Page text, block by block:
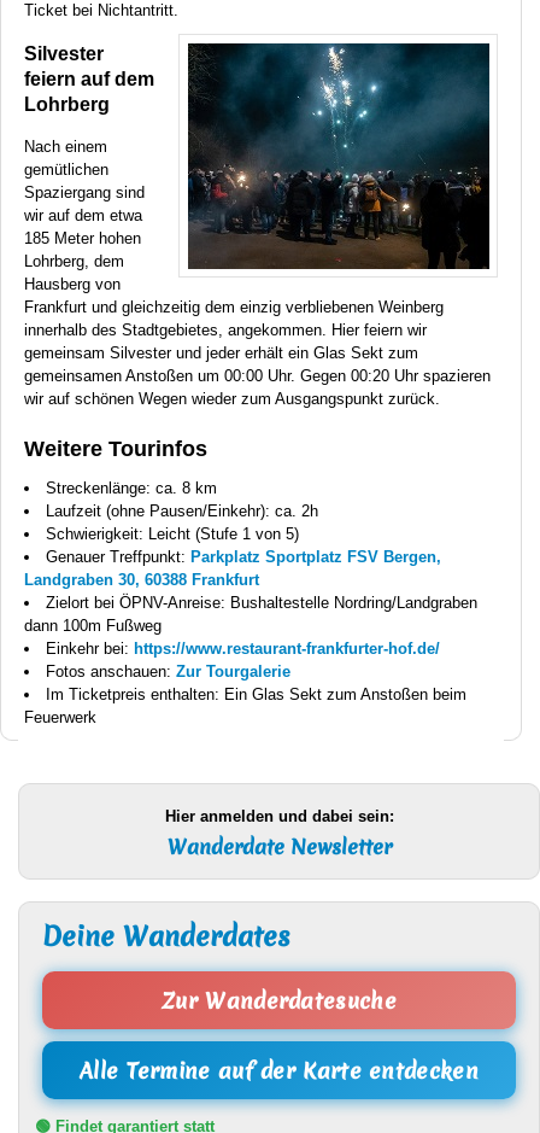
Ticket bei Nichtantritt.
Silvester
feiern auf dem
Lohrberg
Nach einem
gemütlichen
Spaziergang sind
wir auf dem etwa
185 Meter hohen
Lohrberg, dem
Hausberg von
Frankfurt und gleichzeitig dem einzig verbliebenen Weinberg
innerhalb des Stadtgebietes, angekommen. Hier feiern wir
gemeinsam Silvester und jeder erhält ein Glas Sekt zum
gemeinsamen Anstoßen um 00:00 Uhr. Gegen 00:20 Uhr spazieren
wir auf schönen Wegen wieder zum Ausgangspunkt zurück.
Weitere Tourinfos
Streckenlänge: ca. 8 km
Laufzeit (ohne Pausen/Einkehr): ca. 2h
Schwierigkeit: Leicht (Stufe 1 von 5)
Genauer Treffpunkt: Parkplatz Sportplatz FSV Bergen,
Landgraben 30, 60388 Frankfurt
Zielort bei ÖPNV-Anreise: Bushaltestelle Nordring/Landgraben
dann 100m Fußweg
Einkehr bei: https://www.restaurant-frankfurter-hof.de/
Fotos anschauen: Zur Tourgalerie
Im Ticketpreis enthalten: Ein Glas Sekt zum Anstoßen beim
Feuerwerk
Hier anmelden und dabei sein:
Wanderdate Newsletter
Deine Wanderdates
Zur Wanderdatesuche
Alle Termine auf der Karte entdecken
🟢 Findet garantiert statt